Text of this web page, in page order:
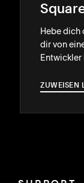
Hebe dich
dir von
Entwickler
ZUWEISEN